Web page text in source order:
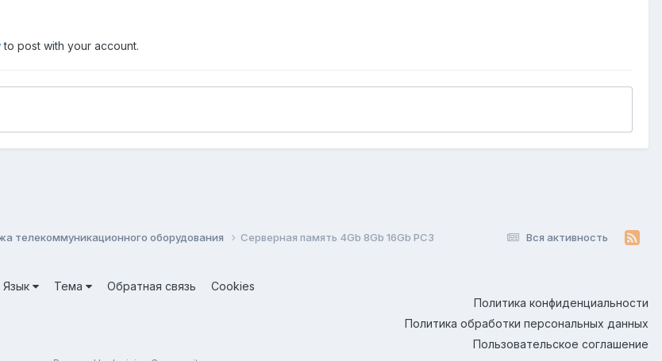
to post with your account.
Вся активность
телекоммуникационного оборудования Cерверная память 4Gb 8Gb 16Gb PC3
Язык Тема Обратная связь
Cookies
Политика конфиденциальности
Политика обработки персональных данных
Пользовательское соглашение